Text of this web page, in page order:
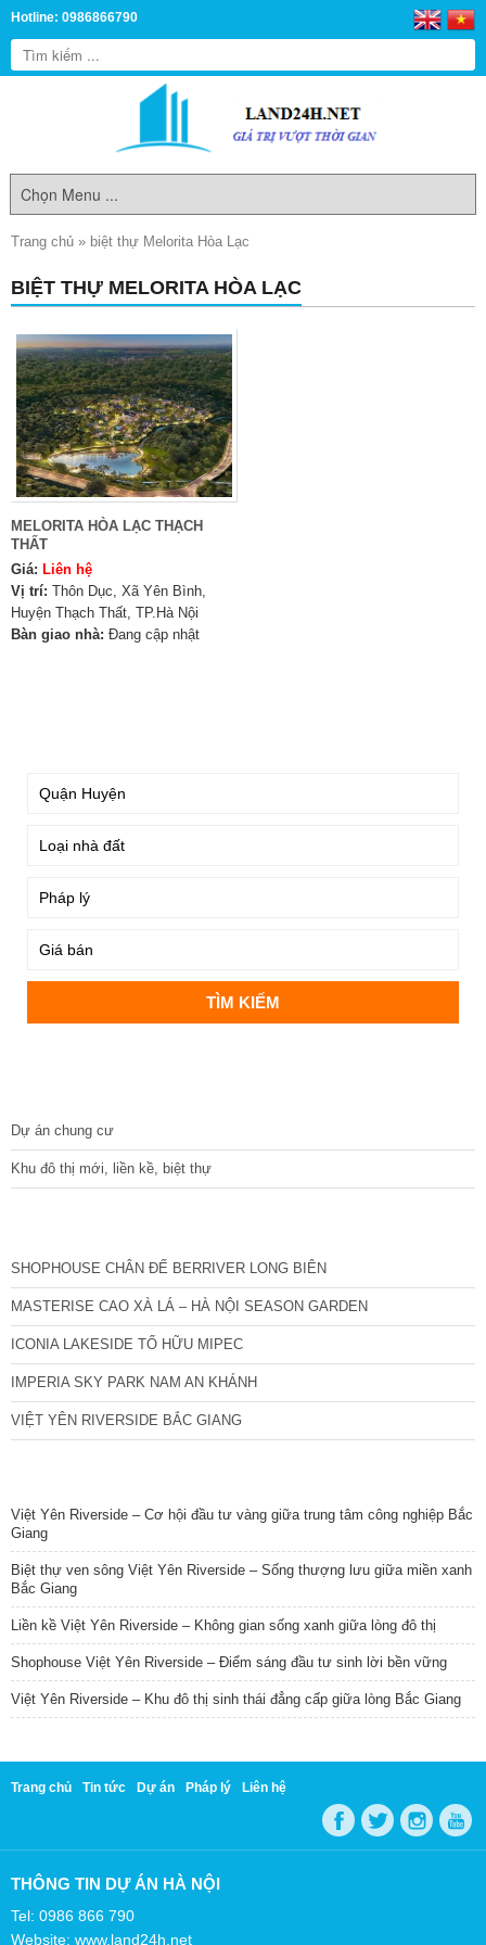
Hotline: 0986866790
Trang chủ » biệt thự Melorita Hòa Lạc
BIỆT THỰ MELORITA HÒA LẠC
MELORITA HÒA LẠC THẠCH
THẤT
Giá: Liên hệ
Vị trí: Thôn Dục, Xã Yên Bình,
Huyện Thạch Thất, TP.Hà Nội
Bàn giao nhà: Đang cập nhật
Dự án chung cư
Khu đô thị mới, liền kề, biệt thự
SHOPHOUSE CHÂN ĐẾ BERRIVER LONG BIÊN
MASTERISE CAO XÀ LÁ – HÀ NỘI SEASON GARDEN
ICONIA LAKESIDE TỐ HỮU MIPEC
IMPERIA SKY PARK NAM AN KHÁNH
VIỆT YÊN RIVERSIDE BẮC GIANG
Việt Yên Riverside – Cơ hội đầu tư vàng giữa trung tâm công nghiệp Bắc
Giang
Biệt thự ven sông Việt Yên Riverside – Sống thượng lưu giữa miền xanh
Bắc Giang
Liền kề Việt Yên Riverside – Không gian sống xanh giữa lòng đô thị
Shophouse Việt Yên Riverside – Điểm sáng đầu tư sinh lời bền vững
Việt Yên Riverside – Khu đô thị sinh thái đẳng cấp giữa lòng Bắc Giang
Trang chủ Tin tức Dự án Pháp lý Liên hệ
THÔNG TIN DỰ ÁN HÀ NỘI
Tel: 0986 866 790
Website: www.land24h.net